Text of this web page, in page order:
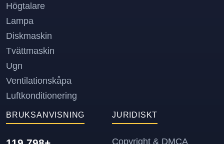
Högtalare
Lampa
Diskmaskin
Tvättmaskin
Ugn
Ventilationskåpa
Luftkonditionering
BRUKSANVISNING JURIDISKT
Copyright & DMCA